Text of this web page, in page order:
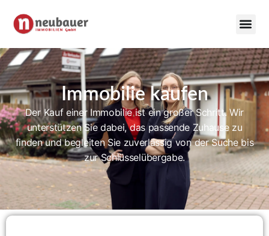
Immobilie kaufen
Der Kauf einer Immobilie ist ein großer Schritt. Wir
unterstützen Sie dabei, das passende Zuhause zu
finden und begleiten Sie zuverlässig von der Suche bis
zur Schlüsselübergabe.